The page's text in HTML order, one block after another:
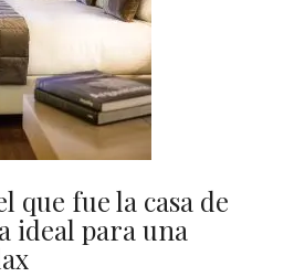
que fue la casa de
ideal para una